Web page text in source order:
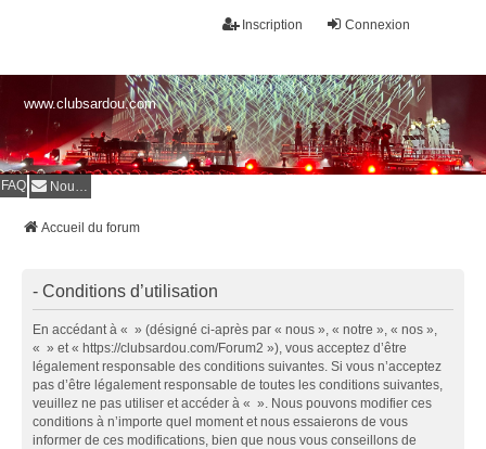
Connexion
Inscription
www.clubsardou.com
FAQ Nous contacter
Accueil du forum
- Conditions d’utilisation
En accédant à « » (désigné ci-après par « nous », « notre », « nos »,
« » et « https://clubsardou.com/Forum2 »), vous acceptez d’être
légalement responsable des conditions suivantes. Si vous n’acceptez
pas d’être légalement responsable de toutes les conditions suivantes,
veuillez ne pas utiliser et accéder à « ». Nous pouvons modifier ces
conditions à n’importe quel moment et nous essaierons de vous
informer de ces modifications, bien que nous vous conseillons de